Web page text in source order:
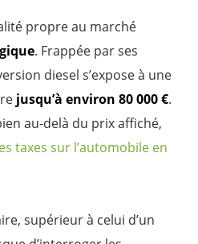
propre au marché
. Frappée par ses
diesel s’expose à une
jusqu’à environ 80 000 €.
au-delà du prix affiché,
taxes sur l’automobile en
supérieur à celui d’un